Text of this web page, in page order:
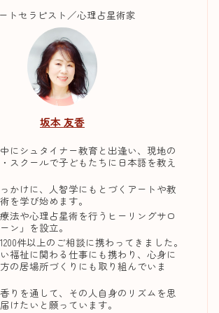
トセラピスト／心理占星術家
坂本 友香
にシュタイナー教育と出逢い、現地の
スクールで子どもたちに日本語を教え
かけに、人智学にもとづくアートや教
を学び始めます。
法や心理占星術を行うヒーリングサロ
ン」を設立。
件以上のご相談に携わってきました。
福祉に関わる仕事にも携わり、心身に
の居場所づくりにも取り組んでいま
りを通して、その人自身のリズムを思
けたいと願っています。